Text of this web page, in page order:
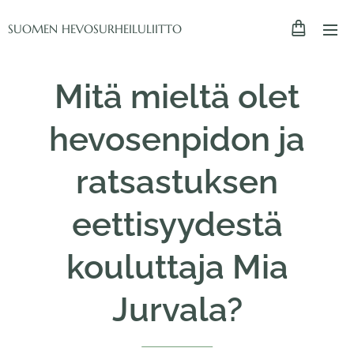
SUOMEN HEVOSURHEILULIITTO
Mitä mieltä olet
hevosenpidon ja
ratsastuksen
eettisyydestä
kouluttaja Mia
Jurvala?